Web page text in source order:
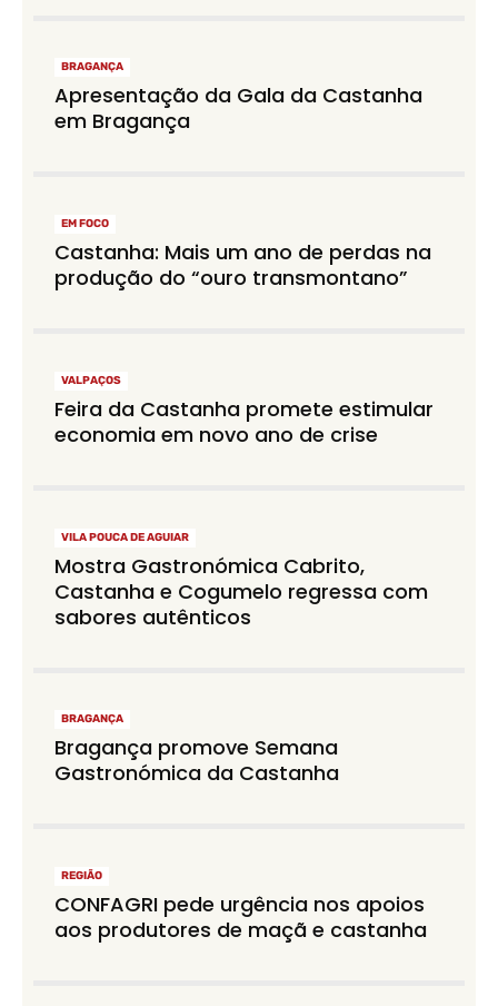
BRAGANÇA
Apresentação da Gala da Castanha
em Bragança
EM FOCO
Castanha: Mais um ano de perdas na
produção do “ouro transmontano”
VALPAÇOS
Feira da Castanha promete estimular
economia em novo ano de crise
VILA POUCA DE AGUIAR
Mostra Gastronómica Cabrito,
Castanha e Cogumelo regressa com
sabores autênticos
BRAGANÇA
Bragança promove Semana
Gastronómica da Castanha
REGIÃO
CONFAGRI pede urgência nos apoios
aos produtores de maçã e castanha